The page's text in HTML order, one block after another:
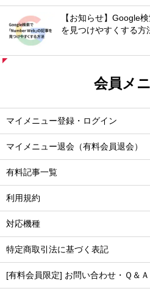
【お知らせ】Google
を見つけやすくする方
会員メ
マイメニュー登録・ログイン
マイメニュー退会（有料会員退会）
有料記事一覧
利用規約
対応機種
特定商取引法に基づく表記
[有料会員限定] お問い合わせ・Ｑ＆Ａ